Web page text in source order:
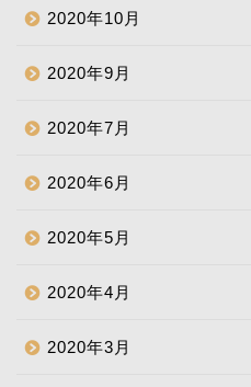
2020年10月
2020年9月
2020年7月
2020年6月
2020年5月
2020年4月
2020年3月